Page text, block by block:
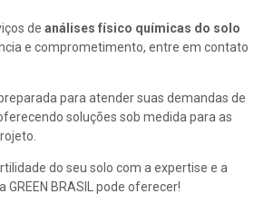
de análises físico químicas do solo
e comprometimento, entre em contato
para atender suas demandas de
soluções sob medida para as
do seu solo com a expertise e a
GREEN BRASIL pode oferecer!